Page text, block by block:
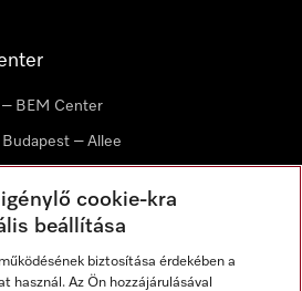
BEM Center
– Allee
cookie-kra
beállítása
biztosítása érdekében a
használ. Az Ön hozzájárulásával